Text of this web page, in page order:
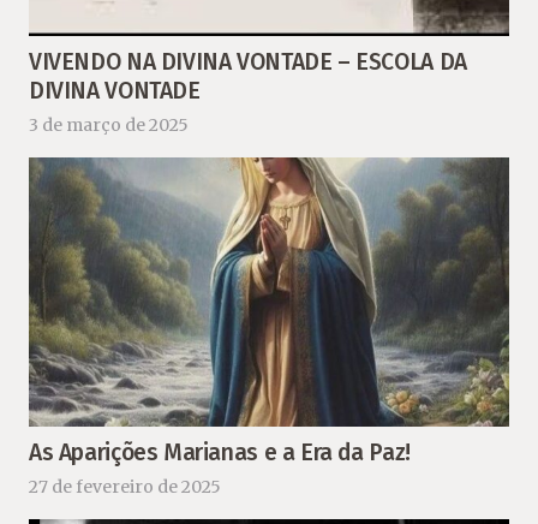
VIVENDO NA DIVINA VONTADE – ESCOLA DA
DIVINA VONTADE
3 de março de 2025
As Aparições Marianas e a Era da Paz!
27 de fevereiro de 2025